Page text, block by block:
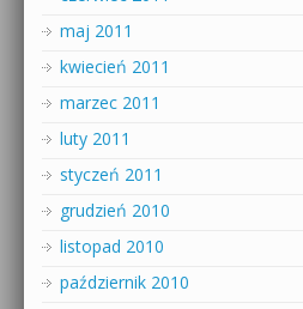
maj 2011
kwiecień 2011
marzec 2011
luty 2011
styczeń 2011
grudzień 2010
listopad 2010
październik 2010